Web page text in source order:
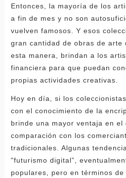
Entonces, la mayoría de los
a fin de mes y no son
vuelven famosos. Y esos
gran cantidad de obras de arte
esta manera, brindan a los
financiera para que puedan
propias actividades creativas.
Hoy en día, si los
con el conocimiento de la
brinde una mayor ventaja en el
comparación con los
tradicionales. Algunas
"futurismo digital”,
populares, pero en términos